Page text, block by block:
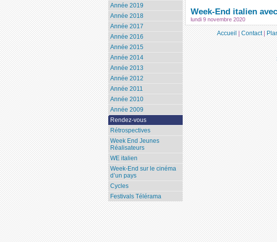
Week-End italien
lundi 9 novembre 2020
Année 2019
Année 2018
Année 2017
Année 2016
Année 2015
Année 2014
Année 2013
Année 2012
Année 2011
Année 2010
Année 2009
Rendez-vous
Rétrospectives
Week End Jeunes
Réalisateurs
WE italien
Week-End sur le cinéma
d’un pays
Cycles
Festivals Télérama
Accueil|Contact|